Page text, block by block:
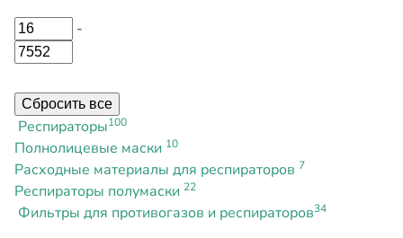
-
Сбросить все
Респираторы100
Полнолицевые маски 10
Расходные материалы для респираторов 7
Респираторы полумаски 22
Фильтры для противогазов и респираторов34